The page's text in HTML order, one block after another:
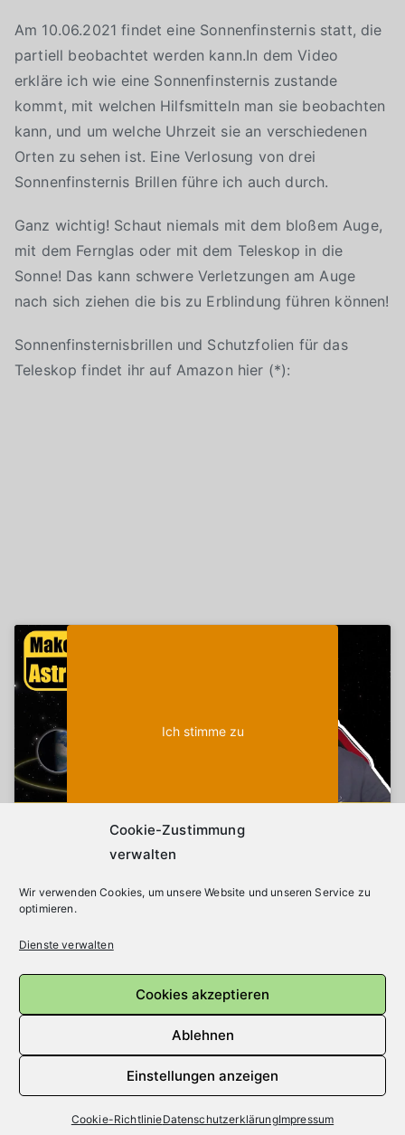
Cookie-Zustimmung
verwalten
Wir verwenden Cookies, um unsere Website und unseren Service zu
optimieren.
Dienste verwalten
Cookies akzeptieren
Ablehnen
Einstellungen anzeigen
Cookie-RichtlinieDatenschutzerklärungImpressum
Am 10.06.2021 findet eine Sonnenfinsternis statt, die
partiell beobachtet werden kann.In dem Video
erkläre ich wie eine Sonnenfinsternis zustande
kommt, mit welchen Hilfsmitteln man sie beobachten
kann, und um welche Uhrzeit sie an verschiedenen
Orten zu sehen ist. Eine Verlosung von drei
Sonnenfinsternis Brillen führe ich auch durch.
Ganz wichtig! Schaut niemals mit dem bloßem Auge,
mit dem Fernglas oder mit dem Teleskop in die
Sonne! Das kann schwere Verletzungen am Auge
nach sich ziehen die bis zu Erblindung führen können!
Sonnenfinsternisbrillen und Schutzfolien für das
Teleskop findet ihr auf Amazon hier (*):
Ich stimme zu
Die mit * gekennzeichneten Links sind sogenannte
Affiliate Links. Kommt über einen solchen Link ein
Einkauf zustande, werde ich mit einer Provision
Wo, wann und wie Du ein Produkt kaufst, bleibt
natürlich Dir überlassen.